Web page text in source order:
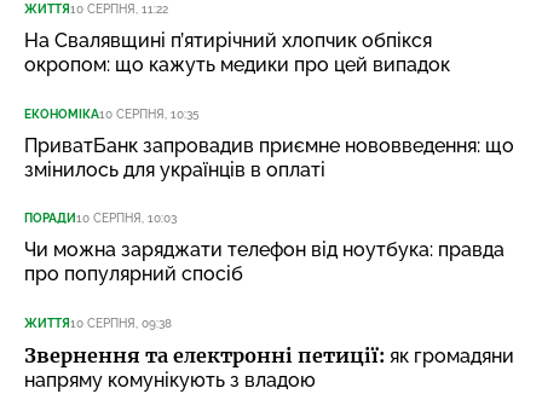
ЖИТТЯ10 СЕРПНЯ, 11:22
На Свалявщині п’ятирічний хлопчик обпікся
окропом: що кажуть медики про цей випадок
ЕКОНОМІКА10 СЕРПНЯ, 10:35
ПриватБанк запровадив приємне нововведення: що
змінилось для українців в оплаті
ПОРАДИ10 СЕРПНЯ, 10:03
Чи можна заряджати телефон від ноутбука: правда
про популярний спосіб
ЖИТТЯ10 СЕРПНЯ, 09:38
Звернення та електронні петиції: як громадяни
напряму комунікують з владою